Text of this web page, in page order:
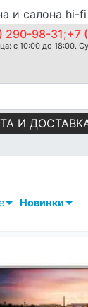
и салона hi-
290-98-31;+7
с 10:00 до 18:00.
И
Новинки